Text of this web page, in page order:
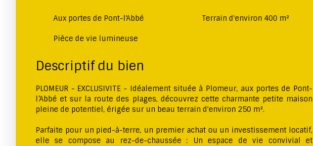
Aux portes de Pont-l'Abbé Terrain d'environ 400 m²
Pièce de vie lumineuse
Descriptif du bien
PLOMEUR - EXCLUSIVITE - Idéalement située à Plomeur, aux portes de Pont-
l’Abbé et sur la route des plages, découvrez cette charmante petite maison
pleine de potentiel, érigée sur un beau terrain d'environ 250 m².
Parfaite pour un pied-à-terre, un premier achat ou un investissement locatif,
elle se compose au rez-de-chaussée : Un espace de vie convivial et